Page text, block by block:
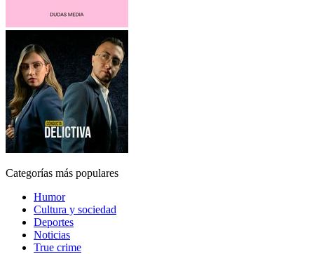
Categorías más populares
Humor
Cultura y sociedad
Deportes
Noticias
True crime